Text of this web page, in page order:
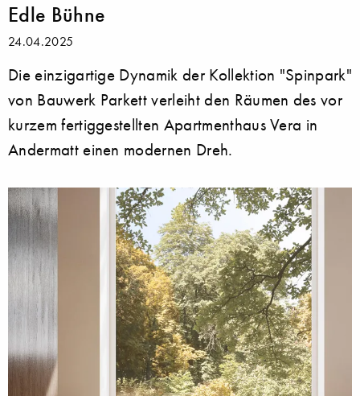
Edle Bühne
24.04.2025
Die einzigartige Dynamik der Kollektion "Spinpark"
von Bauwerk Parkett verleiht den Räumen des vor
kurzem fertiggestellten Apartmenthaus Vera in
Andermatt einen modernen Dreh.